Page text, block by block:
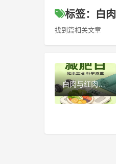
标签：白肉
找到篇相关文章
白肉与红肉营养对比，哪种肉类更富含营养元素？